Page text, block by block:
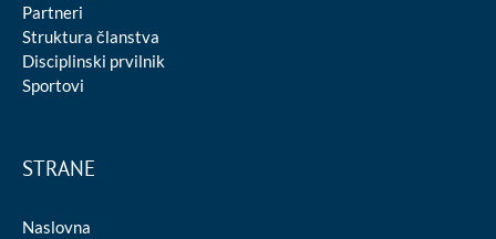
Partneri
Struktura članstva
Disciplinski prvilnik
Sportovi
STRANE
Naslovna